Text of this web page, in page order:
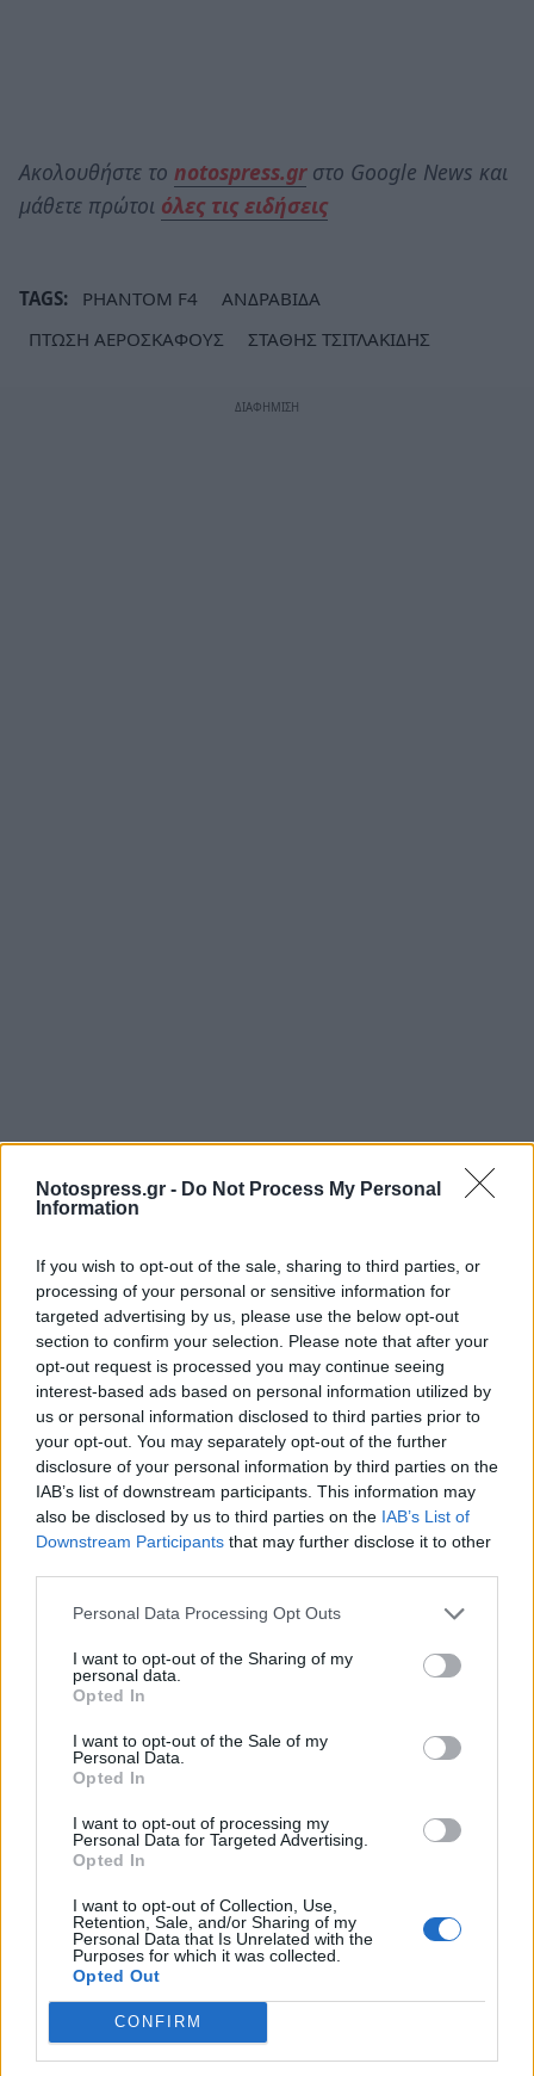
Notospress.gr - Do Not Process My Personal
Information
If you wish to opt-out of the sale, sharing to third parties, or
processing of your personal or sensitive information for
targeted advertising by us, please use the below opt-out
section to confirm your selection. Please note that after your
opt-out request is processed you may continue seeing
interest-based ads based on personal information utilized by
us or personal information disclosed to third parties prior to
your opt-out. You may separately opt-out of the further
disclosure of your personal information by third parties on the
IAB’s list of downstream participants. This information may
also be disclosed by us to third parties on the IAB’s List of
Downstream Participants that may further disclose it to other
Personal Data Processing Opt Outs
I want to opt-out of the Sharing of my
personal data.
Opted In
I want to opt-out of the Sale of my
Personal Data.
Opted In
I want to opt-out of processing my
Personal Data for Targeted Advertising.
Opted In
I want to opt-out of Collection, Use,
Retention, Sale, and/or Sharing of my
Personal Data that Is Unrelated with the
Purposes for which it was collected.
Opted Out
CONFIRM
Ακολουθήστε το notospress.grστο Google News και
μάθετε πρώτοι όλες τις ειδήσεις
TAGS: PHANTOM F4
ΑΝΔΡΑΒΙΔΑ
ΠΤΩΣΗ ΑΕΡΟΣΚΑΦΟΥΣ
ΣΤΑΘΗΣ ΤΣΙΤΛΑΚΙΔΗΣ
Ανδραβίδα: Σοβαρά τραυματισμένη 45χρονη
που παρασύρθηκε από αυτοκίνητο
20/06/2026 09:07
18 Ιουνίου 1992: Ο Υποσμηναγός Σιαλμάς